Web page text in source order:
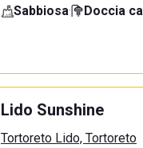
Sabbiosa· Doccia
Lido Sunshine
Tortoreto Lido, Tortoreto